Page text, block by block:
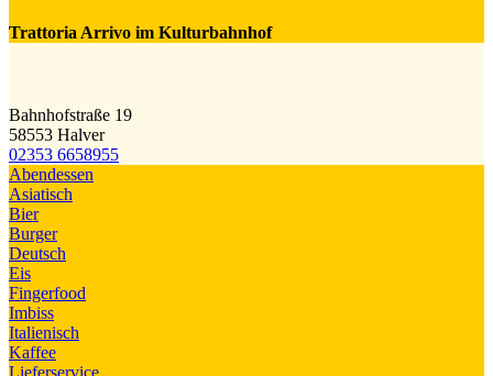
Trattoria Arrivo im Kulturbahnhof
Bahnhofstraße 19
58553 Halver
02353 6658955
Abendessen
Asiatisch
Bier
Burger
Deutsch
Eis
Fingerfood
Imbiss
Italienisch
Kaffee
Lieferservice